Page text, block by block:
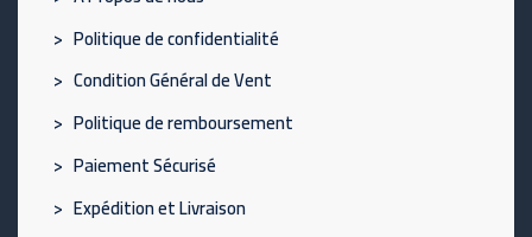
> Politique de confidentialité
> Condition Général de Vent
> Politique de remboursement
> Paiement Sécurisé
> Expédition et Livraison